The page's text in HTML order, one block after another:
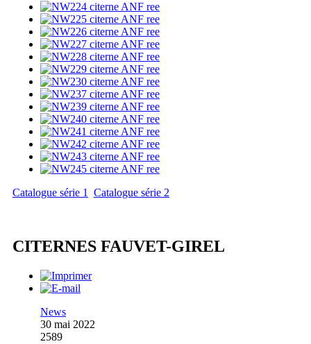
Catalogue série 1 Catalogue série 2
CITERNES FAUVET-GIREL
News
30 mai 2022
2589